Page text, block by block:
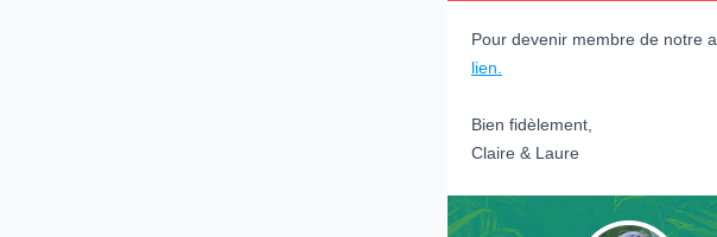
Pour devenir membre de notre
lien.
Bien fidèlement,
Claire & Laure